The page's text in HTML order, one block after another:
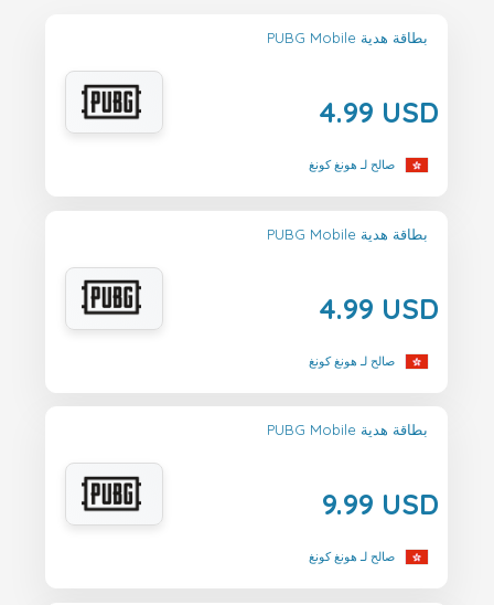
PUBG Mobile بطاقة هدية
4.99 USD
صالح لـ هونغ كونغ
PUBG Mobile بطاقة هدية
4.99 USD
صالح لـ هونغ كونغ
PUBG Mobile بطاقة هدية
9.99 USD
صالح لـ هونغ كونغ